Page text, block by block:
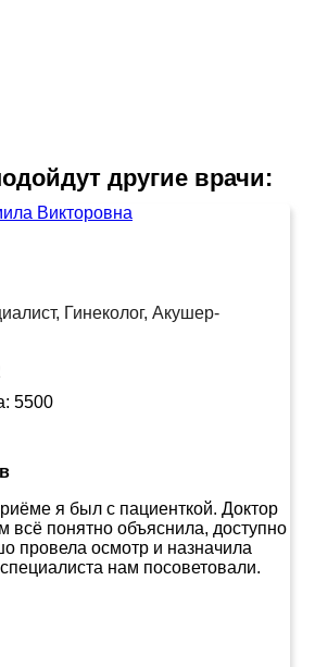
другие врачи:
Викторовна
Гинеколог, Акушер-
5500
я был с пациенткой. Доктор
всё понятно объяснила, доступно
провела осмотр и назначила
нам посоветовали.